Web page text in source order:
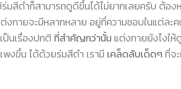
มสีดำก็สามารถดูดีขึ้นได้ไม่ยากเลยครับ ต้อง
งกายจะมีหลากหลาย อยู่ที่ความชอบในแต่ละ
นเรื่องปกติ ที่สำคัญกว่านั้นแต่งกายยังไงให้
งขึ้น ได้ด้วยร่มสีดำ เรามี เคล็ดลับเด็ดๆ ที่จ